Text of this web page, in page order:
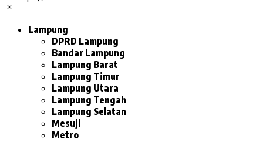
Lampung
DPRD Lampung
Bandar Lampung
Lampung Barat
Lampung Timur
Lampung Utara
Lampung Tengah
Lampung Selatan
Mesuji
Metro